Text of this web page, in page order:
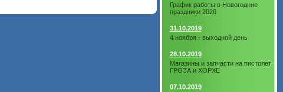
График работы в Новогодние
праздники 2020
31.10.2019
4 ноября - выходной день
28.10.2019
Магазины и запчасти на пистолет
ГРОЗА и ХОРХЕ
07.10.2019